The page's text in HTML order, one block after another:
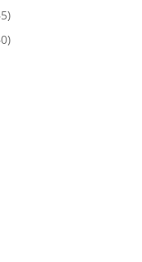
produktów
65
produktów
60